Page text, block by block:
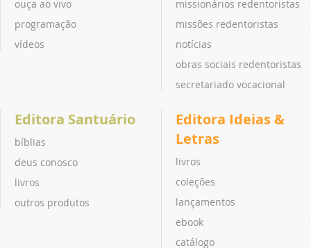
ouça ao vivo
programação
vídeos
missionários redentoristas
missões redentoristas
notícias
obras sociais redentoristas
secretariado vocacional
Editora Santuário
bíblias
deus conosco
livros
outros produtos
Editora Ideias &
Letras
livros
coleções
lançamentos
ebook
catálogo